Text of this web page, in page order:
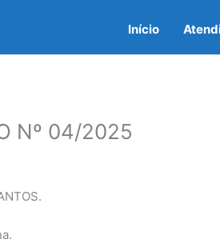
Início
Nº 04/2025